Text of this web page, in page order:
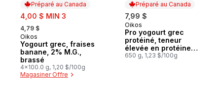
Préparé au Canada
sale:
4,00 $ MIN 3
, formerly:
4,79 $
Préparé au Canada
Oikos
Yogourt grec, fraises
banane, 2% M.G.,
brassé
4x100.0 g, 1,20 $/100g
Magasiner Offre
Préparé au Canada
7,99 $
Préparé au Canada
Oikos
Pro yogourt grec
protéiné, teneur
élevée en protéines,
bananes
650 g, 1,23 $/100g